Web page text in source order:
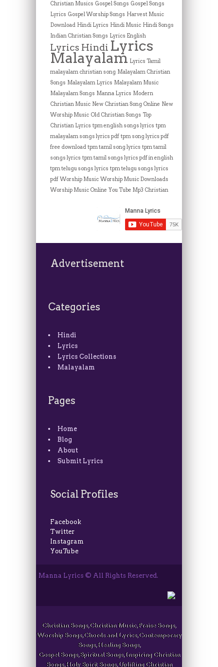
Christian Musics Gospel Songs Gospel Songs
Lyrics Gospel Worship Songs Harvest Music
Download Hindi Lyrics Hindi Music Hindi Songs
Indian Christian Songs Lyrics English
Lyrics Hindi Lyrics
Malayalam Lyrics Tamil
malayalam christian song Malayalam Christian
Songs Malayalam Lyrics Malayalam Music
Malayalam Songs Manna Lyrics Modern
Christian Music New Christian Song Online New
Worship Music Old Christian Songs Top
Christian Lyrics tpm english songs lyrics tpm
malayalam songs lyrics pdf tpm song lyrics pdf
free download tpm tamil song lyrics tpm tamil
songs lyrics tpm tamil songs lyrics pdf in english
tpm telugu songs lyrics tpm telugu songs lyrics
pdf Worship Music Worship Music Downloads
Worship Music Online You Tube Mp3 Christian
Advertisement
Categories
Hindi
Lyrics
Lyrics Collections
Malayalam
Pages
Home
Blog
About
Submit Lyrics
Social Profiles
Facebook
Twitter
Instagram
YouTube
Manna Lyrics © All Rights Reserved.
Christian Songs, Christian Music, Praise Songs,
Worship Songs, Chords and Lyrics, Contemporary
Songs, Healing Songs,
Gospel Songs, Spiritual Songs, Inspiring Christian
Songs, Holy Spirit Songs, Uplifting Christian